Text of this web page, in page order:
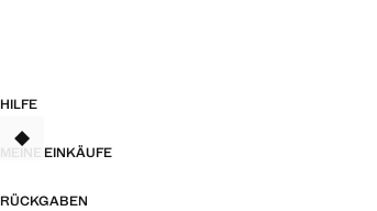
HILFE
MEINE EINKÄUFE
RÜCKGABEN